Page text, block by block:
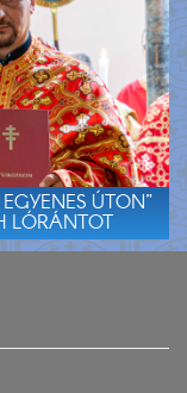
ÚTON”
LÓRÁNTOT